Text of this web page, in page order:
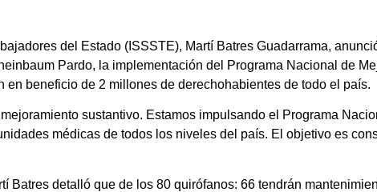
del Estado (ISSSTE), Martí Batres Guadarrama,
Pardo, la implementación del Programa Nacional de
beneficio de 2 millones de derechohabientes de todo el país.
sustantivo. Estamos impulsando el Programa
médicas de todos los niveles del país. El objetivo es
detalló que de los 80 quirófanos: 66 tendrán